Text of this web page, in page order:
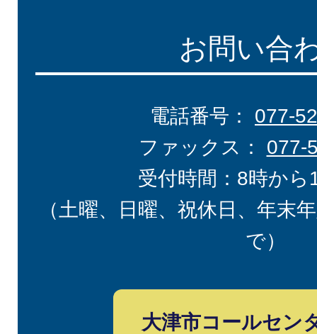
お問い合
電話番号： 077-
ファックス： 077-
受付時間：8時から
（土曜、日曜、祝休日、年末
で）
大津市コールセン